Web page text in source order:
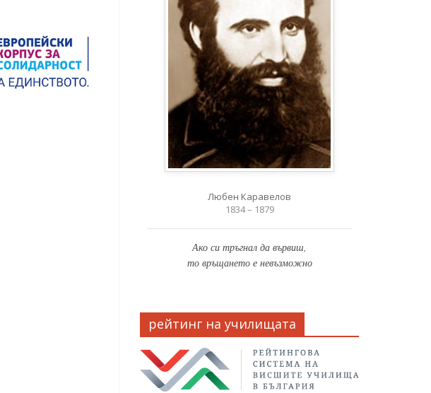
Любен Каравелов
1834 – 1879
Ако си тръгнал да вървиш,
то връщането е невъзможно
рейтинг на училищата